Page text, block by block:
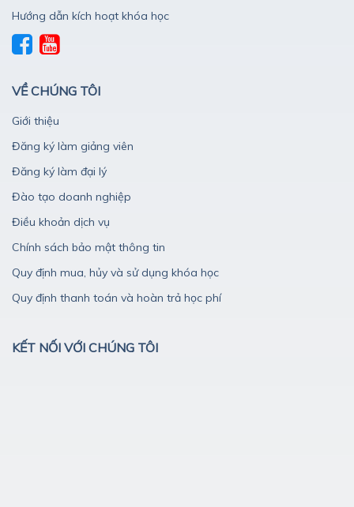
Hướng dẫn kích hoạt khóa học
VỀ CHÚNG TÔI
Giới thiệu
Đăng ký làm giảng viên
Đăng ký làm đại lý
Đào tạo doanh nghiệp
Điều khoản dịch vụ
Chính sách bảo mật thông tin
Quy định mua, hủy và sử dụng khóa học
Quy định thanh toán và hoàn trả học phí
KẾT NỐI VỚI CHÚNG TÔI